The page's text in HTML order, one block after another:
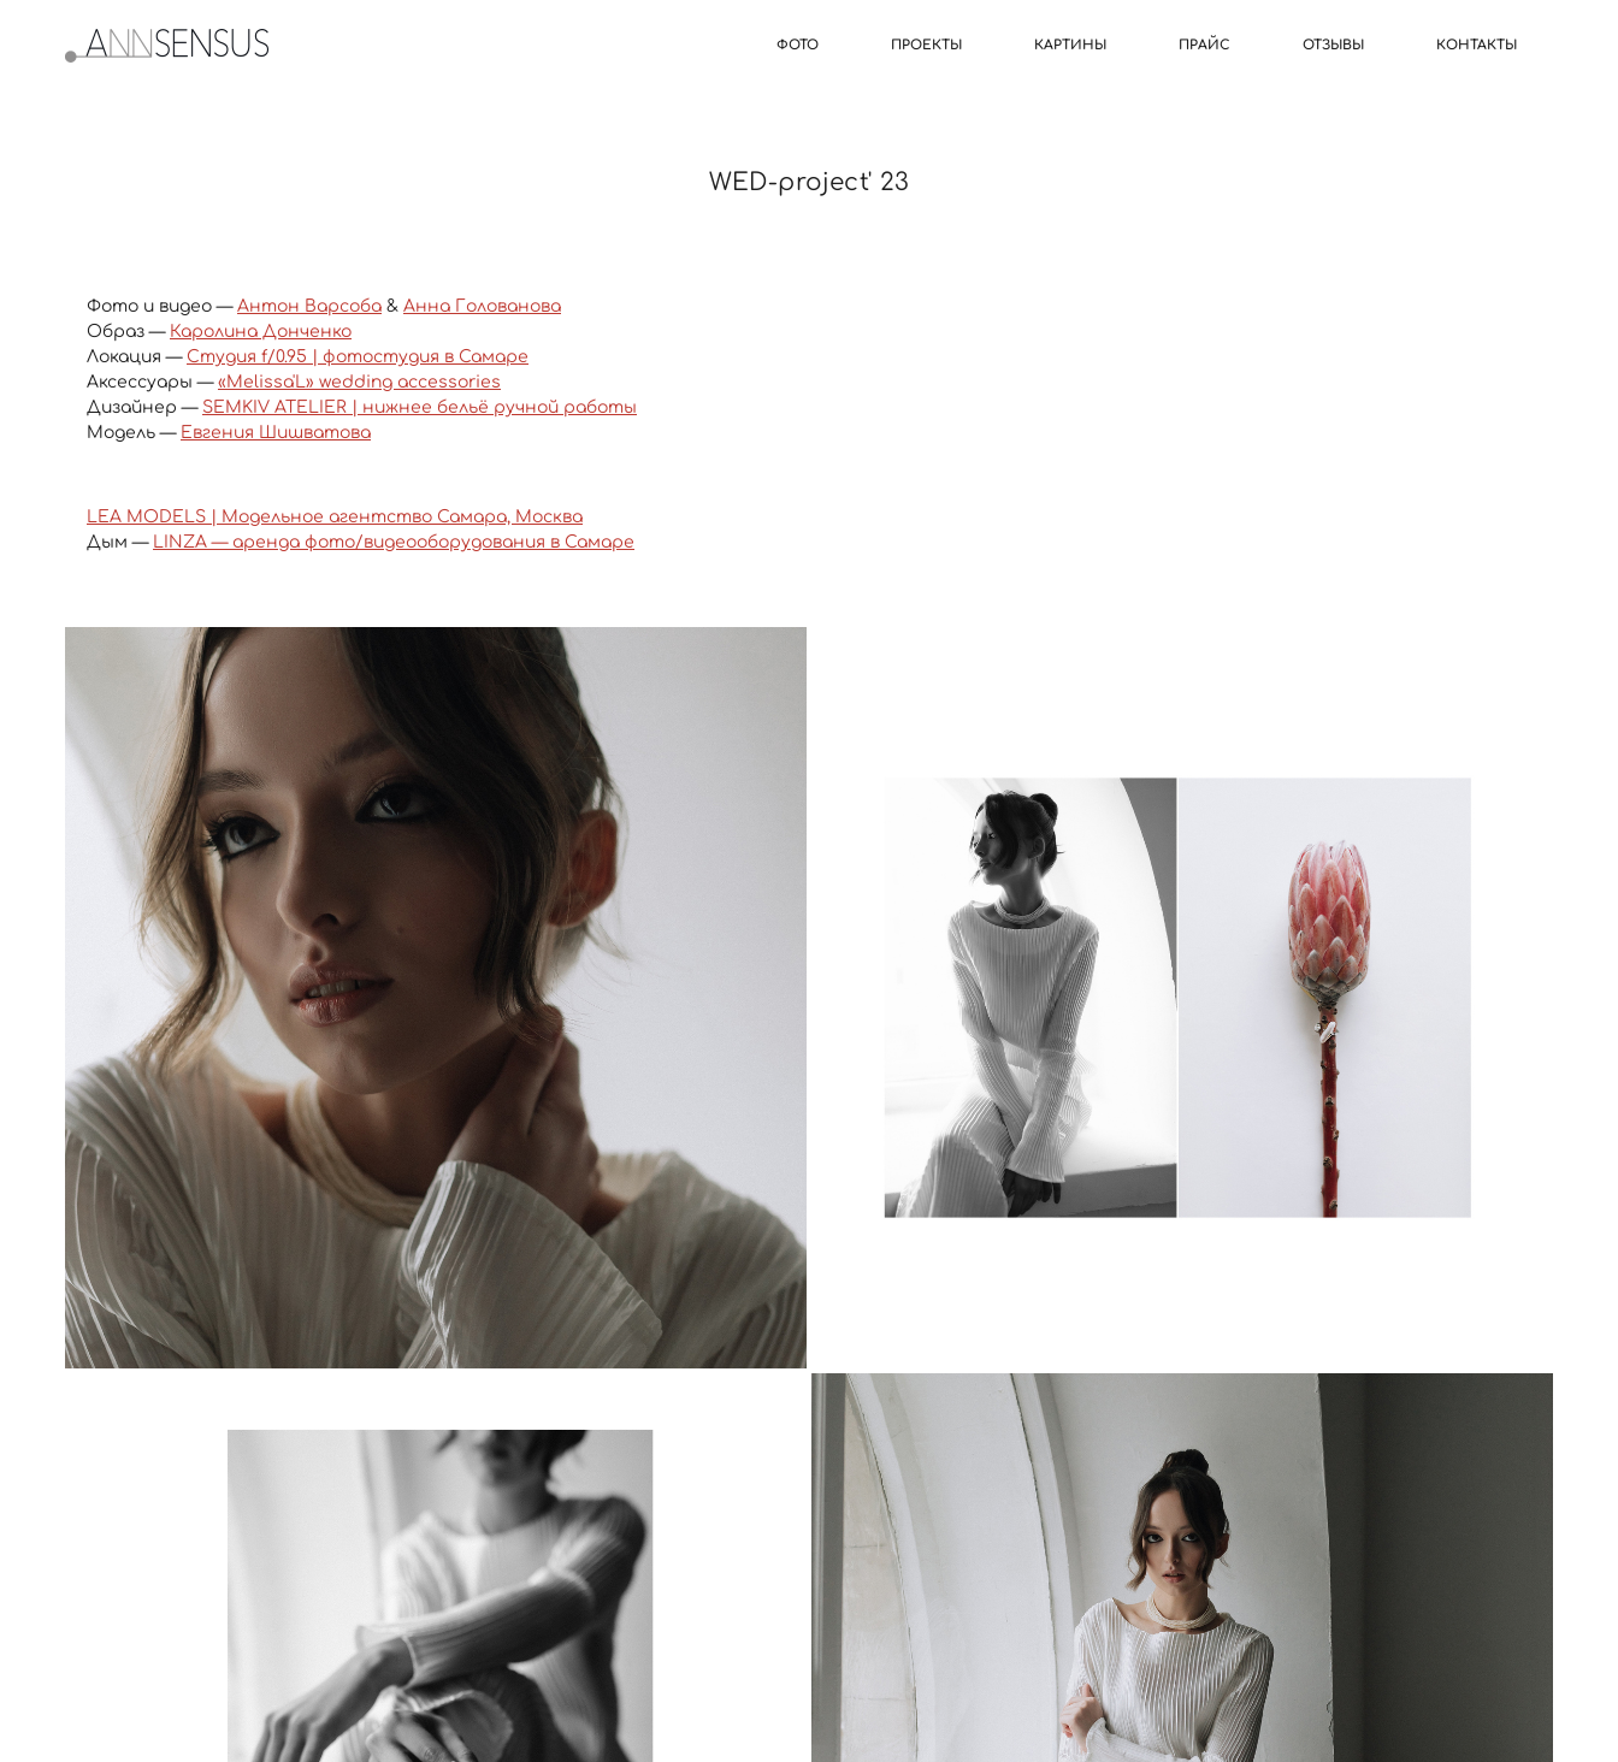
ФОТО ПРОЕКТЫ КАРТИНЫ ПРАЙС ОТЗЫВЫ КОНТАКТЫ
WED-project' 23
Фото и видео — Антон Варсоба & Анна Голованова
Образ — Каролина Донченко
Локация — Студия f/0.95 | фотостудия в Самаре
Аксессуары — «Melissa'L» wedding accessories
Дизайнер — SEMKIV ATELIER | нижнее бельё ручной работы
Модель — Евгения Шишватова
LEA MODELS | Модельное агентство Самара, Москва
Дым —
LINZA — аренда фото/видеооборудования в Самаре